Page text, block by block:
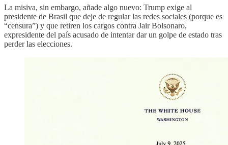
La misiva, sin embargo, añade algo nuevo: Trump exige al
presidente de Brasil que deje de regular las redes sociales (porque es
“censura”) y que retiren los cargos contra Jair Bolsonaro,
expresidente del país acusado de intentar dar un golpe de estado tras
perder las elecciones.